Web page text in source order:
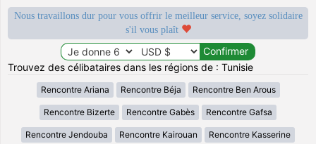
Nous travaillons dur pour vous offrir le meilleur service, soyez solidaire
s'il vous plaît
Trouvez des célibataires dans les régions de : Tunisie
Rencontre Ariana Rencontre Béja Rencontre Ben Arous
Rencontre Bizerte Rencontre Gabès Rencontre Gafsa
Rencontre Jendouba Rencontre Kairouan Rencontre Kasserine